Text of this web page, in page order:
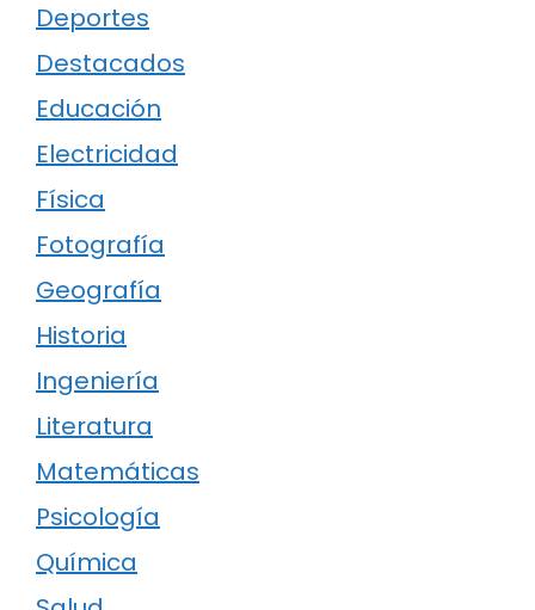
Deportes
Destacados
Educación
Electricidad
Física
Fotografía
Geografía
Historia
Ingeniería
Literatura
Matemáticas
Psicología
Química